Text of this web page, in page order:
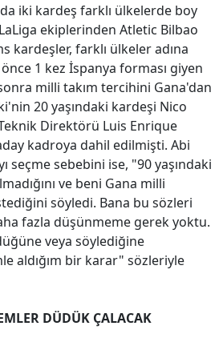
iki kardeş farklı ülkelerde boy
ekiplerinden Atletic Bilbao
kardeşler, farklı ülkeler adına
1 kez İspanya forması giyen
milli takım tercihini Gana'dan
20 yaşındaki kardeşi Nico
Direktörü Luis Enrique
kadroya dahil edilmişti. Abi
seçme sebebini ise, "90 yaşındaki
ve beni Gana milli
söyledi. Bana bu sözleri
fazla düşünmeme gerek yoktu.
veya söylediğine
aldığım bir karar" sözleriyle
DÜDÜK ÇALACAK